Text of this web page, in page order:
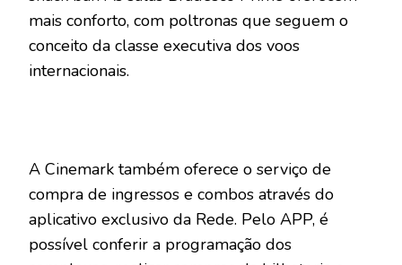
mais conforto, com poltronas que seguem o
conceito da classe executiva dos voos
internacionais.
A Cinemark também oferece o serviço de
compra de ingressos e combos através do
aplicativo exclusivo da Rede. Pelo APP, é
possível conferir a programação dos